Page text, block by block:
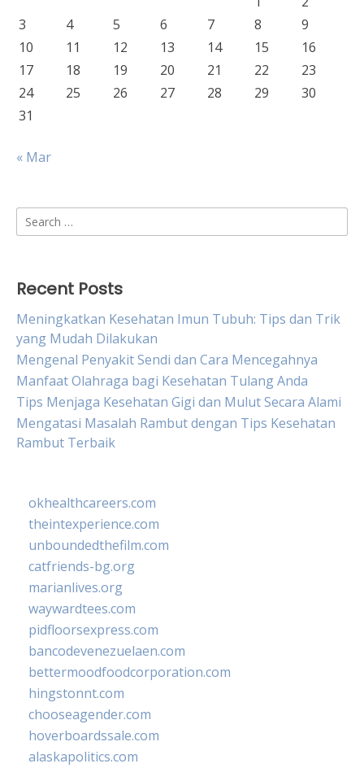
3
4 5 6 7 8
9
10
11 12 13 14 15
16
17
18 19 20 21 22
23
24
25 26 27 28 29
30
31
« Mar
Search
for:
Recent Posts
Meningkatkan Kesehatan Imun Tubuh: Tips dan Trik
yang Mudah Dilakukan
Mengenal Penyakit Sendi dan Cara Mencegahnya
Manfaat Olahraga bagi Kesehatan Tulang Anda
Tips Menjaga Kesehatan Gigi dan Mulut Secara Alami
Mengatasi Masalah Rambut dengan Tips Kesehatan
Rambut Terbaik
okhealthcareers.com
theintexperience.com
unboundedthefilm.com
catfriends-bg.org
marianlives.org
waywardtees.com
pidfloorsexpress.com
bancodevenezuelaen.com
bettermoodfoodcorporation.com
hingstonnt.com
chooseagender.com
hoverboardssale.com
alaskapolitics.com